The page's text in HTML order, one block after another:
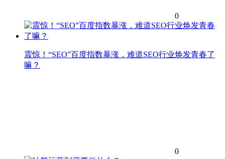
0
震惊！“SEO”百度指数暴涨，难道SEO行业焕发青春了
嘛？
0